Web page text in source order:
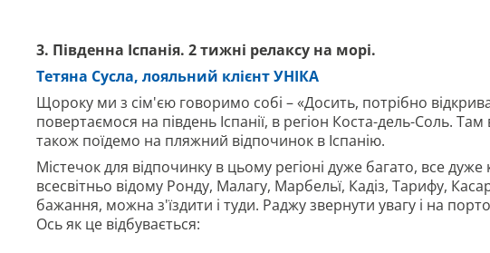
3. Південна Іспанія. 2 тижні релаксу на морі.
Тетяна Сусла, лояльний клієнт УНІКА
Щороку ми з сім'єю говоримо собі – «Досить, потрібно
повертаємося на південь Іспанії, в регіон Коста-дель-Соль.
також поїдемо на пляжний відпочинок в Іспанію.
Містечок для відпочинку в цьому регіоні дуже багато, все дуже
всесвітньо відому Ронду, Малагу, Марбельї, Кадіз, Тарифу,
бажання, можна з'їздити і туди. Раджу звернути увагу і на
Ось як це відбувається: